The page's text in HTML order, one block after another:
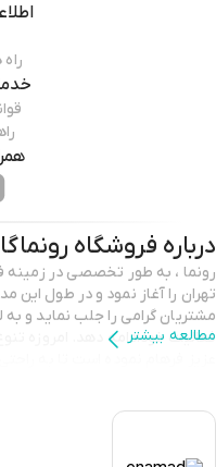
درباره فروشگاه
رونما ، به طور تخصصی در
مشتریان گرامی را جلب نماید و
مطالعه بیشتر